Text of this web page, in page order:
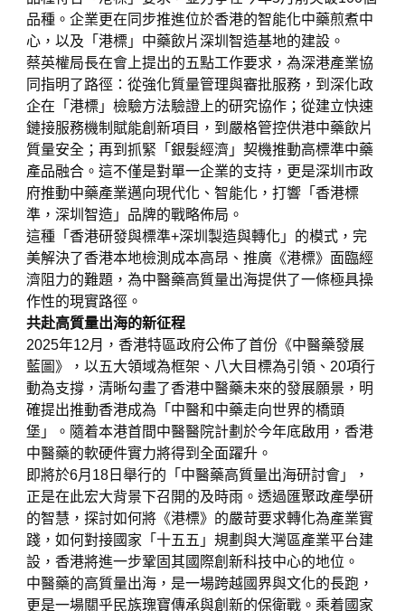
品種。企業更在同步推進位於香港的智能化中藥煎煮中
心，以及「港標」中藥飲片深圳智造基地的建設。
蔡英權局長在會上提出的五點工作要求，為深港產業協
同指明了路徑：從強化質量管理與審批服務，到深化政
企在「港標」檢驗方法驗證上的研究協作；從建立快速
鏈接服務機制賦能創新項目，到嚴格管控供港中藥飲片
質量安全；再到抓緊「銀髮經濟」契機推動高標準中藥
產品融合。這不僅是對單一企業的支持，更是深圳市政
府推動中藥產業邁向現代化、智能化，打響「香港標
準，深圳智造」品牌的戰略佈局。
這種「香港研發與標準+深圳製造與轉化」的模式，完
美解決了香港本地檢測成本高昂、推廣《港標》面臨經
濟阻力的難題，為中醫藥高質量出海提供了一條極具操
作性的現實路徑。
共赴高質量出海的新征程
2025年12月，香港特區政府公佈了首份《中醫藥發展
藍圖》，以五大領域為框架、八大目標為引領、20項行
動為支撐，清晰勾畫了香港中醫藥未來的發展願景，明
確提出推動香港成為「中醫和中藥走向世界的橋頭
堡」。隨着本港首間中醫醫院計劃於今年底啟用，香港
中醫藥的軟硬件實力將得到全面躍升。
即將於6月18日舉行的「中醫藥高質量出海研討會」，
正是在此宏大背景下召開的及時雨。透過匯聚政產學研
的智慧，探討如何將《港標》的嚴苛要求轉化為產業實
踐，如何對接國家「十五五」規劃與大灣區產業平台建
設，香港將進一步鞏固其國際創新科技中心的地位。
中醫藥的高質量出海，是一場跨越國界與文化的長跑，
更是一場關乎民族瑰寶傳承與創新的保衛戰。乘着國家